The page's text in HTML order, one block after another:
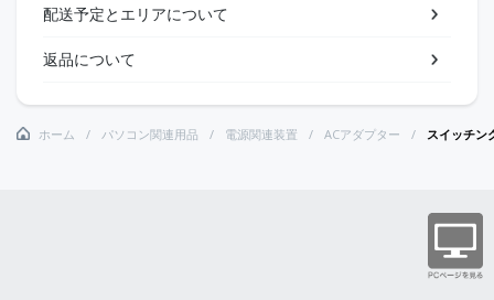
配送予定とエリアについて
返品について
ホーム パソコン関連用品 電源関連装置 ACアダプター スイッチン